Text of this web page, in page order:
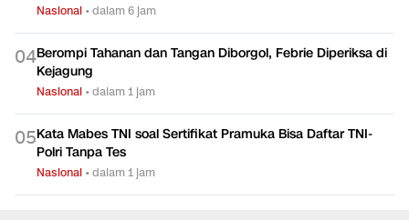
Nasional •dalam 6 jam
04Berompi Tahanan dan Tangan Diborgol, Febrie Diperiksa di
Kejagung
Nasional •dalam 1 jam
05Kata Mabes TNI soal Sertifikat Pramuka Bisa Daftar TNI-
Polri Tanpa Tes
Nasional •dalam 1 jam